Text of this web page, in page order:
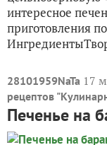
интересное
приготовления
28101959NaTa 17
рецептов
Печенье на